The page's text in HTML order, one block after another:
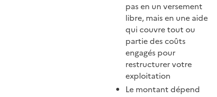
pas en un versement
libre, mais en une aide
qui couvre tout ou
partie des coûts
engagés pour
restructurer votre
exploitation
Le montant dépend